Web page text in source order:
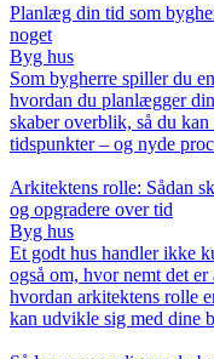
Planlæg din tid som
noget
Byg hus
Som bygherre spiller du
hvordan du planlægger
skaber overblik, så du
tidspunkter – og nyde
Arkitektens rolle: Sådan
og opgradere over tid
Byg hus
Et godt hus handler ikke
også om, hvor nemt det
hvordan arkitektens rolle
kan udvikle sig med dine